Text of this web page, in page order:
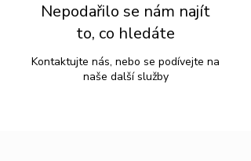
Nepodařilo se nám najít
to, co hledáte
Kontaktujte nás, nebo se podívejte na
naše další služby